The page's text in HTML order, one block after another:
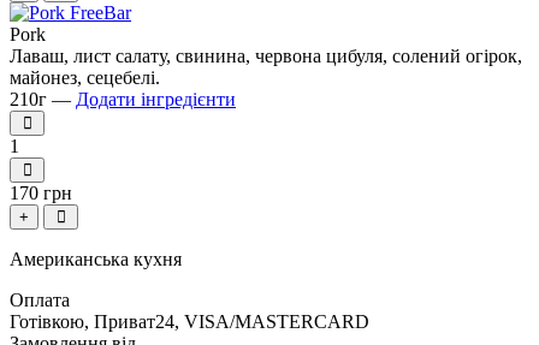
Pork
Лаваш, лист салату, свинина, червона цибуля, солений огірок,
майонез, сецебелі.
210г — Додати інгредієнти
1
170 грн
+
Американська кухня
Оплата
Готівкою, Приват24, VISA/MASTERCARD